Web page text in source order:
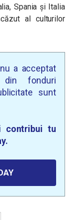
Spania și Italia
al culturilor
a acceptat
fonduri
sunt
contribui tu